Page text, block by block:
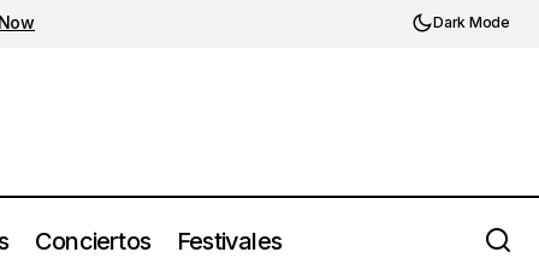
Dark Mode
Conciertos Festivales